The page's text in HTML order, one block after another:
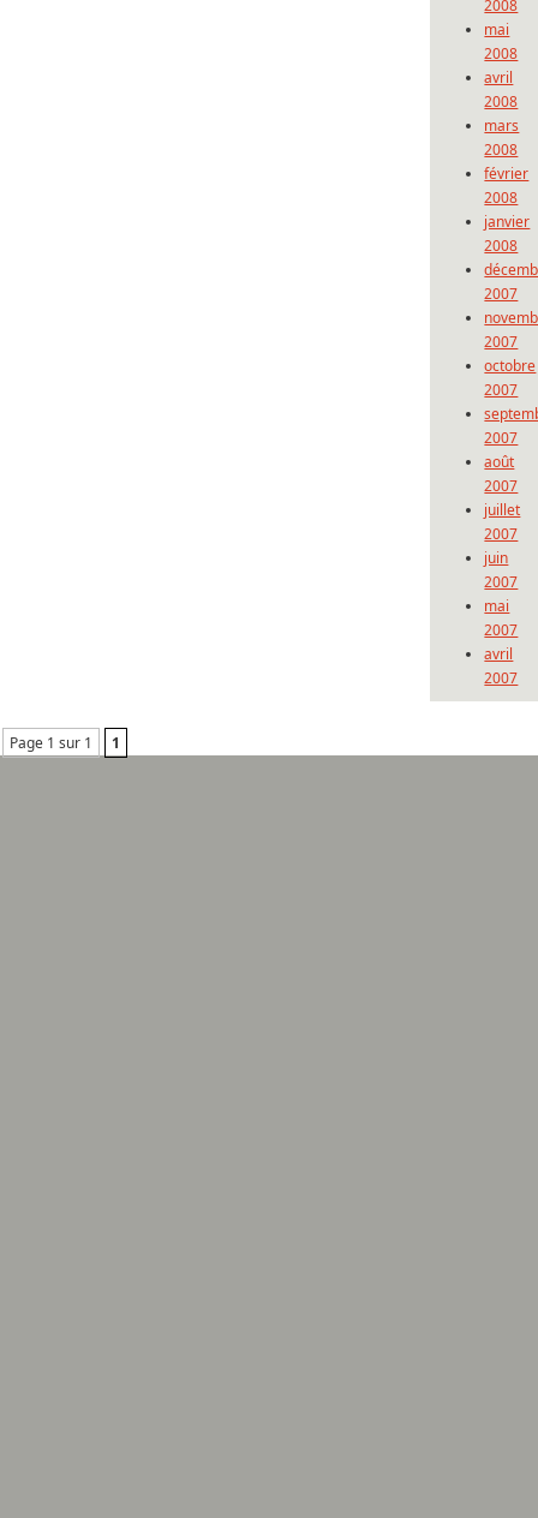
2008
mai
2008
avril
2008
mars
2008
février
2008
janvier
2008
2007
2007
octobre
2007
2007
août
2007
juillet
2007
juin
2007
mai
2007
avril
2007
Page 1 sur 1 1